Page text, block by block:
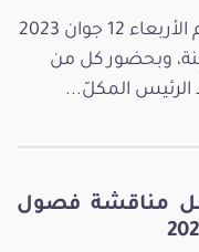
عقدت لجنة التشريع العام جلسة يوم الأربعاء 12 جوان 2023
وبحضور كل من
المكلّ...
مناقشة فصول